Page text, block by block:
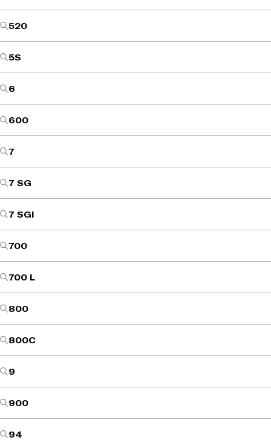
520
5S
6
600
7
7 SG
7 SGI
700
700 L
800
800C
9
900
94